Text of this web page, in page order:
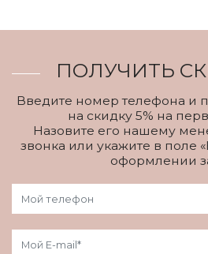
ПОЛУЧИТЬ
Введите номер телефона и
на скидку 5% на
Назовите его нашему
звонка или укажите в поле
оформлении